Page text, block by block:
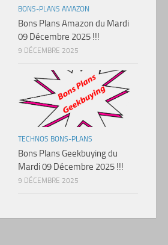
BONS-PLANS AMAZON
Bons Plans Amazon du Mardi
09 Décembre 2025 !!!
9 DÉCEMBRE 2025
TECHNOS BONS-PLANS
Bons Plans Geekbuying du
Mardi 09 Décembre 2025 !!!
9 DÉCEMBRE 2025